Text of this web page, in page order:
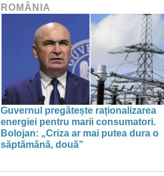
ROMÂNIA
Guvernul pregătește raționalizarea
energiei pentru marii consumatori.
Bolojan: „Criza ar mai putea dura o
săptămână, două”